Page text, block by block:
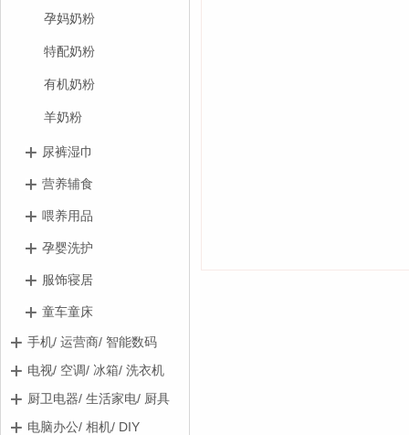
孕妈奶粉
特配奶粉
有机奶粉
羊奶粉
尿裤湿巾
营养辅食
喂养用品
孕婴洗护
服饰寝居
童车童床
手机/ 运营商/ 智能数码
电视/ 空调/ 冰箱/ 洗衣机
厨卫电器/ 生活家电/ 厨具
电脑办公/ 相机/ DIY